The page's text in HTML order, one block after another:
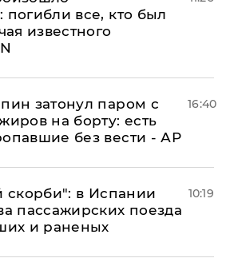
все, кто был
известного
затонул паром с
на борту: есть
без вести - АР
16:40
скорби": в Испании
пассажирских поезда
и раненых
10:19